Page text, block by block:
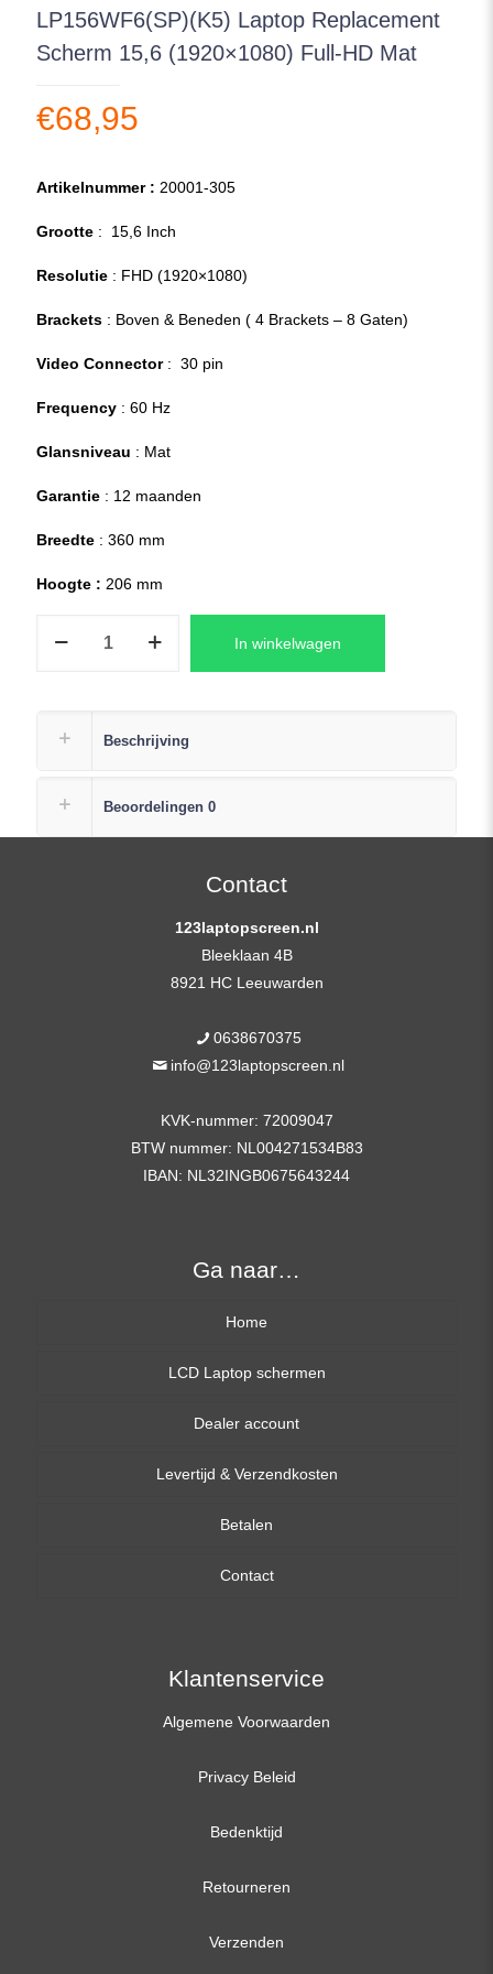
LP156WF6(SP)(K5) Laptop Replacement
Scherm 15,6 (1920×1080) Full-HD Mat
€68,95
Artikelnummer : 20001-305
Grootte : 15,6 Inch
Resolutie : FHD (1920×1080)
Brackets : Boven & Beneden ( 4 Brackets – 8 Gaten)
Video Connector: 30 pin
Frequency : 60 Hz
Glansniveau : Mat
Garantie : 12 maanden
Breedte : 360 mm
Hoogte : 206 mm
Replacement
Scherm
In winkelwagen
Beschrijving
Beoordelingen 0
Contact
123laptopscreen.nl
Bleeklaan 4B
8921 HC Leeuwarden
0638670375
info@123laptopscreen.nl
KVK-nummer: 72009047
BTW nummer: NL004271534B83
IBAN: NL32INGB0675643244
Ga naar…
Home
LCD Laptop schermen
13,3 inch
14,0 inch
15,6 inch
17,3 inch
Dealer account
Levertijd & Verzendkosten
Betalen
Contact
Klantenservice
Algemene Voorwaarden
Privacy Beleid
Bedenktijd
Retourneren
Verzenden